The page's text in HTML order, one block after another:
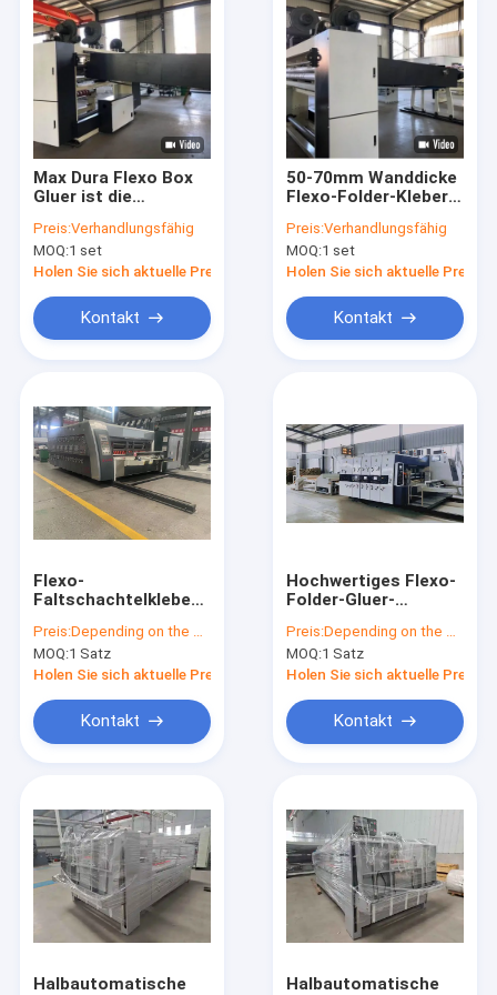
Produkte
VR Show
Über uns
Kontakt US
Fordern Sie ein Zitat
Gewölbte Karton Flexo-Druckmaschine
lamellierende Maschine der Flöte
stempelschneidene Maschine des gewölbten Kartons
Max Dura Flexo Box
Gluer ist die
die Produktion von
Wellkartons
Preis:Verhandlungsfähig
MOQ:1 set
Holen Sie sich aktuelle Preis
Kontakt
50-70mm Wanddicke
Flexo-Folder-Kleber
in Hebei
Preis:Verhandlungsfähig
MOQ:1 set
Holen Sie sich aktuelle Preis
Kontakt
Flexo-
Faltschachtelklebemaschine
Wandstärke, ±0,5 mm
Druckgenauigkeit und
Flexo-Box-
Preis:Depending on the configuration
MOQ:1 Satz
Holen Sie sich aktuelle Preis
Kontakt
Hochwertiges Flexo-
Folder-Gluer-
Kartonverpackungen
Preis:Depending on the configuration
MOQ:1 Satz
Holen Sie sich aktuelle Preis
Kontakt
Halbautomatische
Halbautomatische